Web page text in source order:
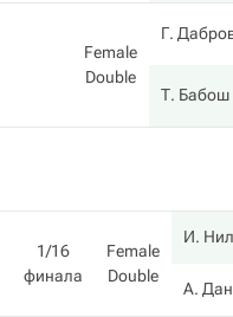
Female
Double
Г.
Т. Бабош
1/16
финала
Female
Double
И. Нил
А.